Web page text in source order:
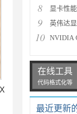
8 显卡性能优
9 英伟达显卡
10 NVIDIA
在线工具
代码格式化等
最近更新